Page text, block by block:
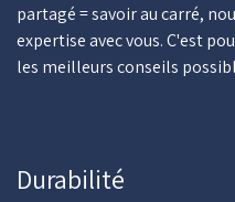
partagé = savoir au carré,
expertise avec vous. C'est
les meilleurs conseils
Durabilité